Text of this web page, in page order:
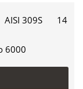
AISI 309S 14
6000